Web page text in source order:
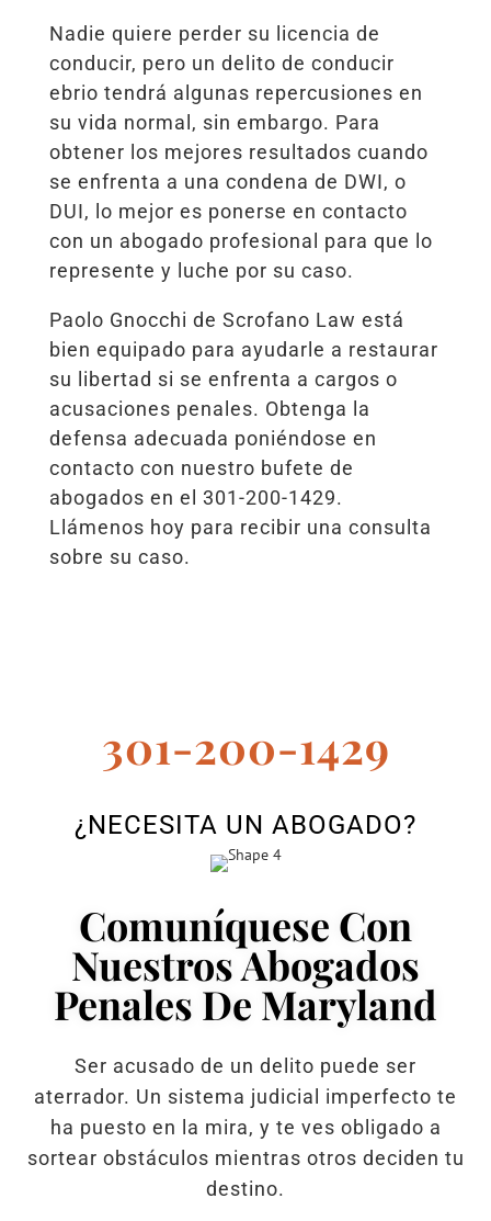
Nadie quiere perder su licencia de
conducir, pero un delito de conducir
ebrio tendrá algunas repercusiones en
su vida normal, sin embargo. Para
obtener los mejores resultados cuando
se enfrenta a una condena de DWI, o
DUI, lo mejor es ponerse en contacto
con un abogado profesional para que lo
represente y luche por su caso.
Paolo Gnocchi de Scrofano Law está
bien equipado para ayudarle a restaurar
su libertad si se enfrenta a cargos o
acusaciones penales. Obtenga la
defensa adecuada poniéndose en
contacto con nuestro bufete de
abogados en el 301-200-1429.
Llámenos hoy para recibir una consulta
sobre su caso.
301-200-1429
¿NECESITA UN ABOGADO?
Comuníquese Con
Nuestros Abogados
Penales De Maryland
Ser acusado de un delito puede ser
aterrador. Un sistema judicial imperfecto te
ha puesto en la mira, y te ves obligado a
sortear obstáculos mientras otros deciden tu
destino.